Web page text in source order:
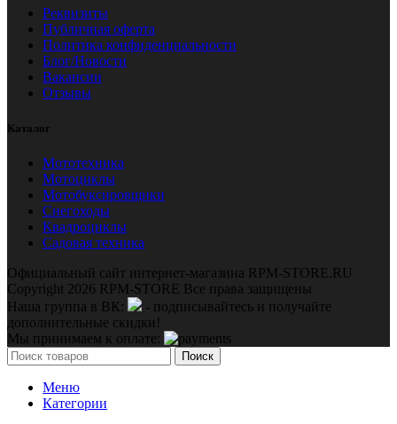
Реквизиты
Публичная оферта
Политика конфиденциальности
Блог/Новости
Вакансии
Отзывы
Каталог
Мототехника
Мотоциклы
Мотобуксировщики
Снегоходы
Квадроциклы
Садовая техника
Официальный сайт интернет-магазина RPM-STORE.RU
Copyright 2026 RPM-STORE Все права защищены
Наша группа в ВК:
- подписывайтесь и получайте
дополнительные скидки!
Мы принимаем к оплате:
Поиск
Меню
Категории